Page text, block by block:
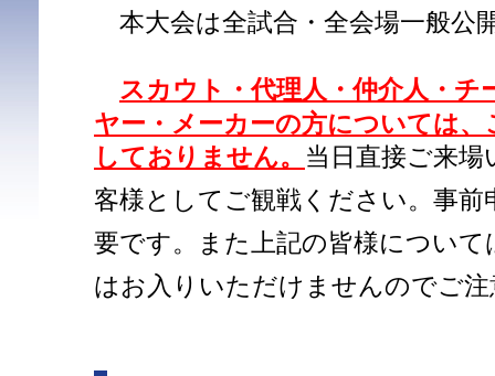
本大会は全試合・全会場一般公
スカウト・代理人・仲介人・チ
ヤー・メーカーの方については、
しておりません。 当日直接ご来
客様としてご観戦ください。事前
要です。また上記の皆様につい
はお入りいただけませんのでご